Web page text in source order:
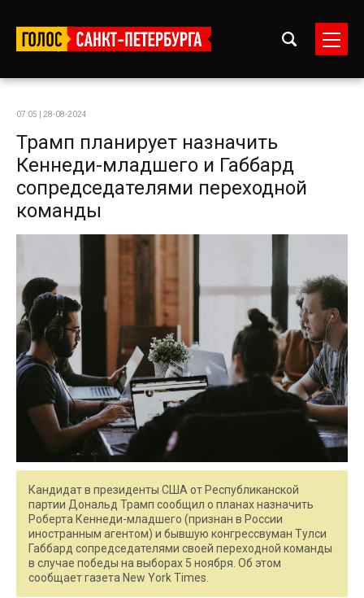
07:05 | 28-08-2024
Трамп планирует назначить
Кеннеди-младшего и Габбард
сопредседателями переходной
команды
Кандидат в президенты США от Республиканской
партии Дональд Трамп сообщил о планах назначить
Роберта Кеннеди-младшего (признан в России
иностранным агентом) и бывшую конгрессвуман Тулси
Габбард сопредседателями своей переходной команды
в случае победы на выборах 5 ноября. Об этом
сообщает газета New York Times.